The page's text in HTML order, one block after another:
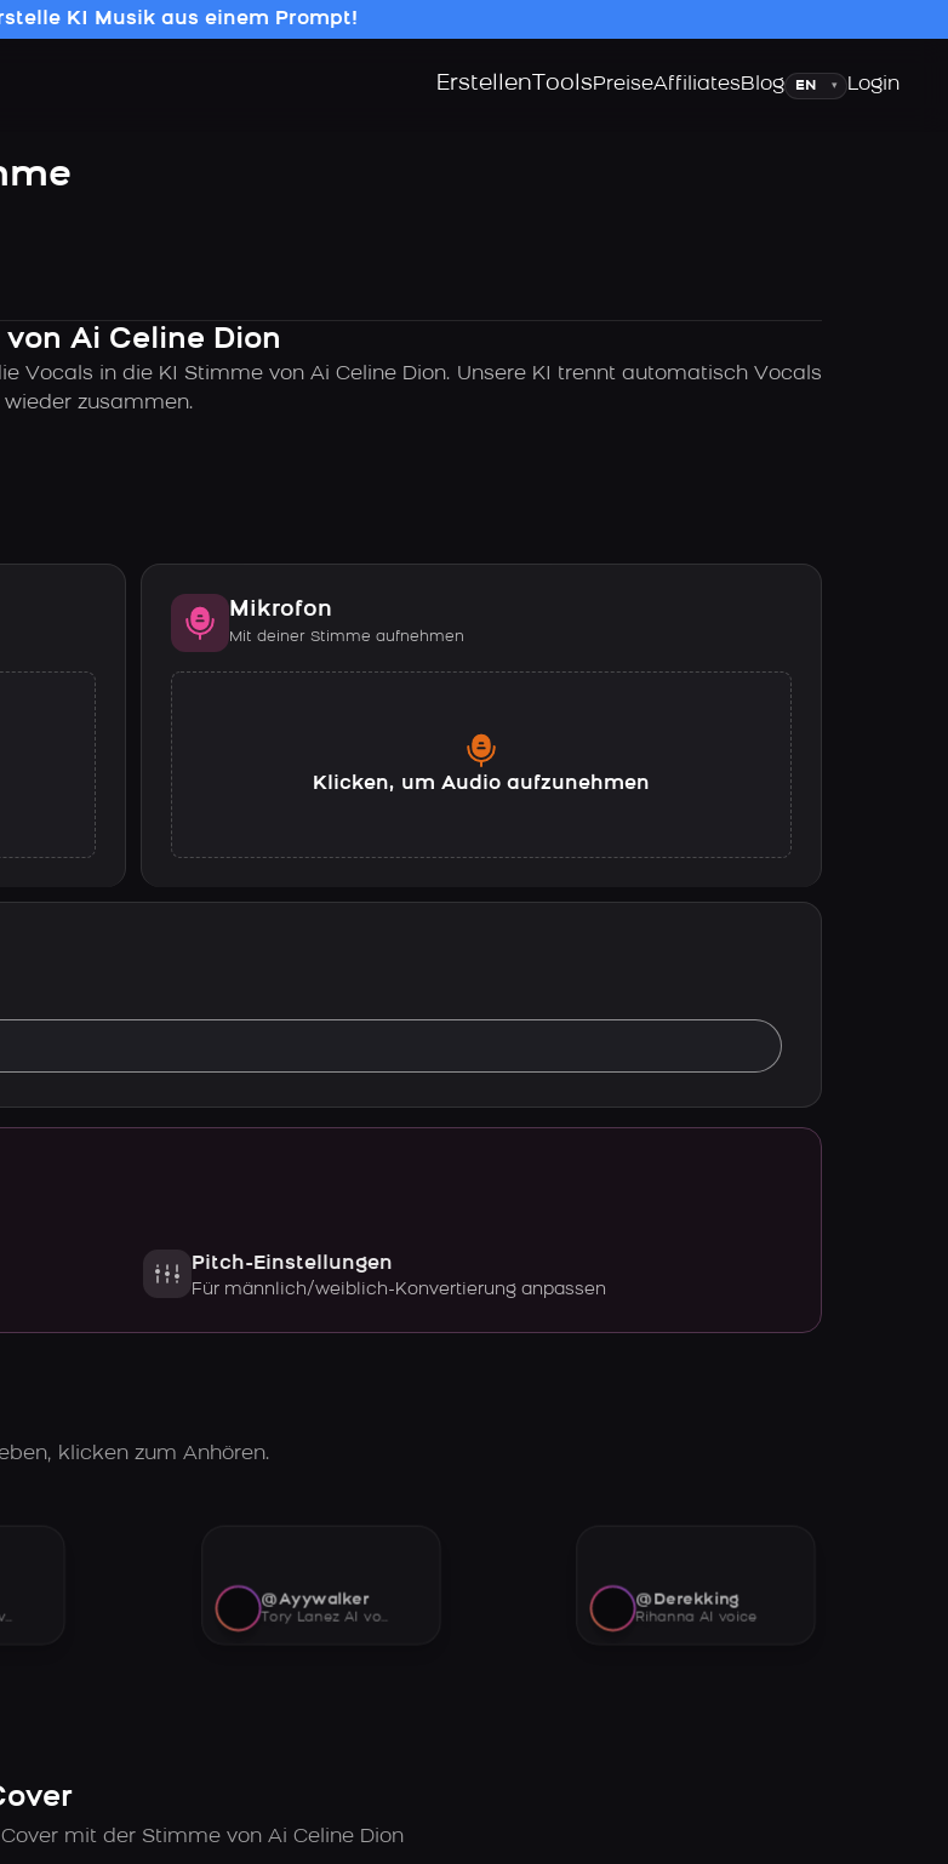
KI Musik aus einem Prompt!
Erstellen ToolsPreiseAffiliatesBlogSprache
▾ Login
Ai Celine Dion
Vocals in die KI Stimme von Ai Celine Dion. Unsere KI trennt automatisch Vocals
zusammen.
Mikrofon
Mit deiner Stimme aufnehmen
Klicken, um Audio aufzunehmen
Pitch-Einstellungen
Für männlich/weiblich-Konvertierung anpassen
klicken zum Anhören.
@Ayywalker
Tory Lanez AI voice
@Derekking
Rihanna AI voice
mit der Stimme von Ai Celine Dion